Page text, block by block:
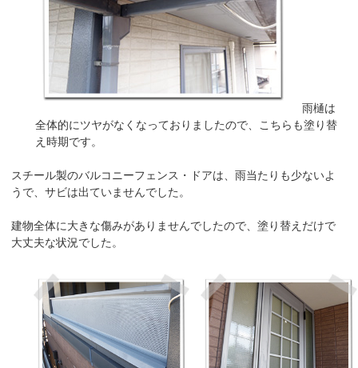
雨樋は
全体的にツヤがなくなっておりましたので、こちらも塗り替
え時期です。
スチール製のバルコニーフェンス・ドアは、雨当たりも少ないよ
うで、サビは出ていませんでした。
建物全体に大きな傷みがありませんでしたので、塗り替えだけで
大丈夫な状況でした。